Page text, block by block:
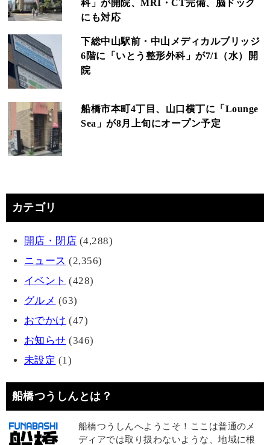
科」が開院、MRI・CT完備、脳ドック
にも対応
下総中山駅前・中山メディカルブリッジ
6階に「いとう整形外科」が7/1（水）開
院
船橋市本町4丁目、山口横丁に「Lounge
Sea」が8月上旬にオープン予定
カテゴリ
開店・閉店 (4,288)
ニュース (2,356)
イベント (428)
グルメ (63)
おでかけ (47)
お知らせ (346)
未設定 (1)
船橋つうしんとは？
船橋つうしんへようこそ！ここは普通のメ
ディアでは取り扱わないような、地域に根